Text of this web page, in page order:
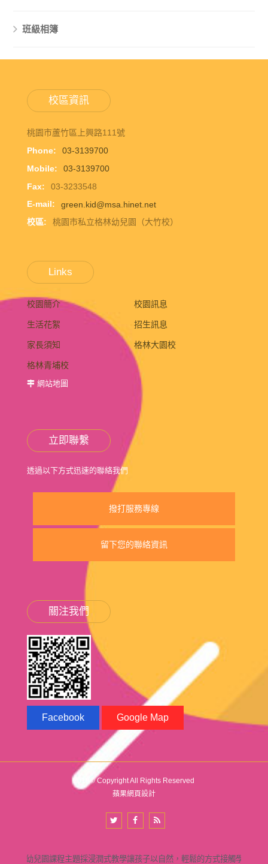
班級相簿
校區資訊
桃園市蘆竹區上興路111號
Phone:
03-3139700
Mobile:
03-3139700
Fax:
03-3233548
E-mail:
green.kid@msa.hinet.net
校區:
桃園市私立格林幼兒園（大竹校）
Links
校園簡介 校園訊息
生活花絮 招生訊息
家長須知 格林大園校
格林青埔校
網站地圖
立即聯繫
透過以下方式迅速的聯絡我們
撥打服務專線
留下您的聯絡資訊
關注我們
Facebook Google Map
2019© Copyright All Rights Reserved
蘋果網頁設計
桃園幼兒園課程主題採浸潤式教學讓孩子以自然，輕鬆的方式接觸學習